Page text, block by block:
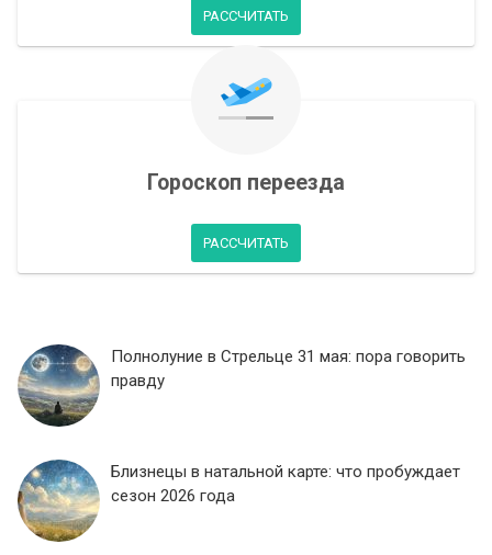
РАССЧИТАТЬ
Гороскоп переезда
РАССЧИТАТЬ
Полнолуние в Стрельце 31 мая: пора говорить
правду
Близнецы в натальной карте: что пробуждает
сезон 2026 года